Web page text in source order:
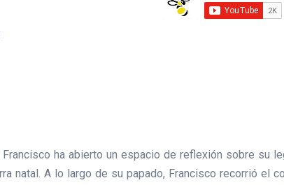
ha abierto un espacio de reflexión sobre su
natal. A lo largo de su papado, Francisco recorrió el